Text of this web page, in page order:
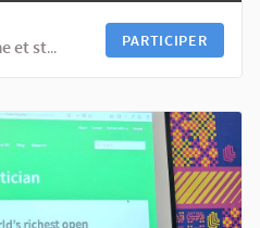
Finalisation de l'algorithme et structuration du plaidoyer
PARTICIPER